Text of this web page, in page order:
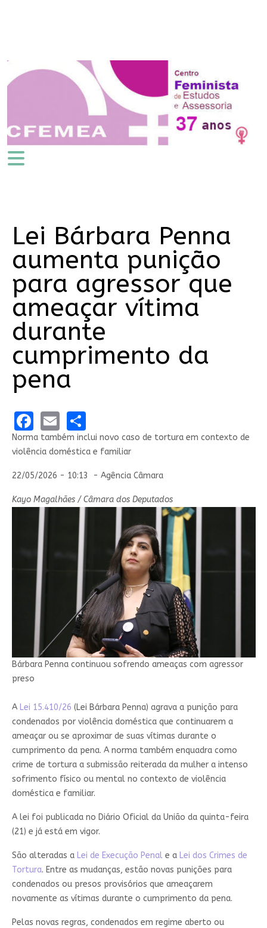
Lei Bárbara Penna
aumenta punição
para agressor que
ameaçar vítima
durante
cumprimento da
pena
Facebook
EmailShare
Norma também inclui novo caso de tortura em contexto de
violência doméstica e familiar
22/05/2026 - 10:13 - Agência Câmara
Kayo Magalhães / Câmara dos Deputados
Bárbara Penna continuou sofrendo ameaças com agressor
preso
A Lei 15.410/26 (Lei Bárbara Penna) agrava a punição para
condenados por violência doméstica que continuarem a
ameaçar ou se aproximar de suas vítimas durante o
cumprimento da pena. A norma também enquadra como
crime de tortura a submissão reiterada da mulher a intenso
sofrimento físico ou mental no contexto de violência
doméstica e familiar.
A lei foi publicada no Diário Oficial da União da quinta-feira
(21) e já está em vigor.
São alteradas a Lei de Execução Penale a Lei dos Crimes de
Tortura. Entre as mudanças, estão novas punições para
condenados ou presos provisórios que ameaçarem
novamente as vítimas durante o cumprimento da pena.
Pelas novas regras, condenados em regime aberto ou